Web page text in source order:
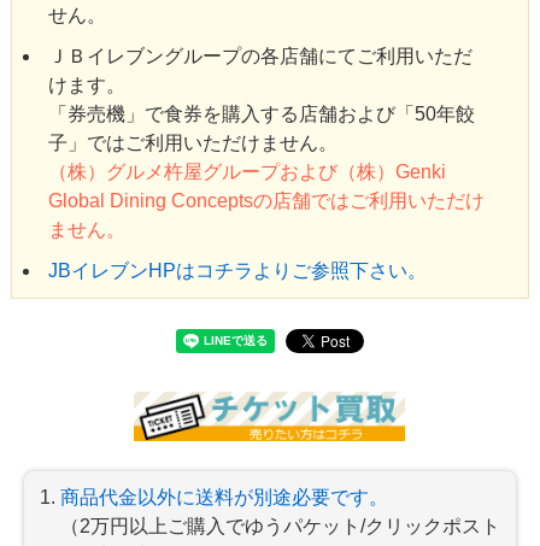
せん。
ＪＢイレブングループの各店舗にてご利用いただ
けます。
「券売機」で食券を購入する店舗および「50年餃
子」ではご利用いただけません。
（株）グルメ杵屋グループおよび（株）Genki
Global Dining Conceptsの店舗ではご利用いただけ
ません。
JBイレブンHPはコチラよりご参照下さい。
商品代金以外に送料が別途必要です。
（2万円以上ご購入でゆうパケット/クリックポスト